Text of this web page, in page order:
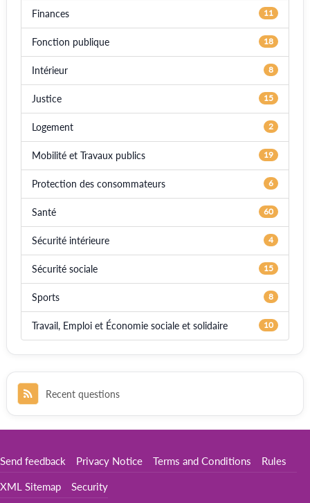
Finances 11
Fonction publique 18
Intérieur 8
Justice 15
Logement 2
Mobilité et Travaux publics 19
Protection des consommateurs 6
Santé 60
Sécurité intérieure 4
Sécurité sociale 15
Sports 8
Travail, Emploi et Économie sociale et solidaire 10
Recent questions
Send feedback Privacy Notice Terms and Conditions Rules
XML Sitemap Security